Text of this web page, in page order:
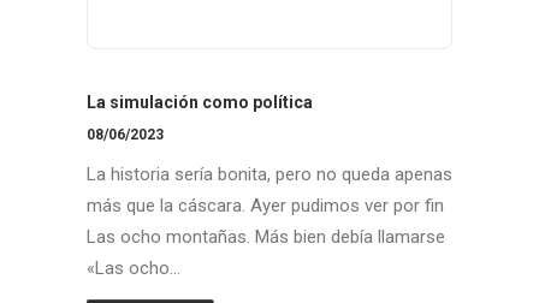
La simulación como política
08/06/2023
La historia sería bonita, pero no queda apenas
más que la cáscara. Ayer pudimos ver por fin
Las ocho montañas. Más bien debía llamarse
«Las ocho…